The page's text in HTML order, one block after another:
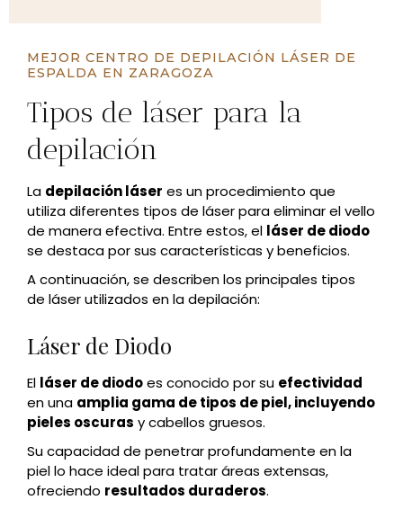
MEJOR CENTRO DE DEPILACIÓN LÁSER DE
ESPALDA EN ZARAGOZA
Tipos de láser para la
depilación
La depilación láser es un procedimiento que
utiliza diferentes tipos de láser para eliminar el vello
de manera efectiva. Entre estos, el láser de diodo
se destaca por sus características y beneficios.
A continuación, se describen los principales tipos
de láser utilizados en la depilación:
Láser de Diodo
El láser de diodoes conocido por su efectividad
en una amplia gama de tipos de piel, incluyendo
pieles oscuras y cabellos gruesos.
Su capacidad de penetrar profundamente en la
piel lo hace ideal para tratar áreas extensas,
ofreciendo resultados duraderos.